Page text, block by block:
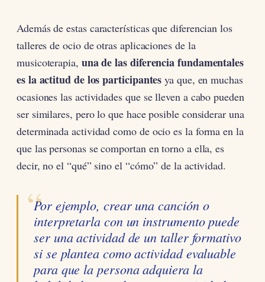
Además de estas características que diferencian los
talleres de ocio de otras aplicaciones de la
musicoterapia, una de las diferencia fundamentales
es la actitud de los participantes ya que, en muchas
ocasiones las actividades que se lleven a cabo pueden
ser similares, pero lo que hace posible considerar una
determinada actividad como de ocio es la forma en la
que las personas se comportan en torno a ella, es
decir, no el “qué” sino el “cómo” de la actividad.
Por ejemplo, crear una canción o
interpretarla con un instrumento puede
ser una actividad de un taller formativo
si se plantea como actividad evaluable
para que la persona adquiera la